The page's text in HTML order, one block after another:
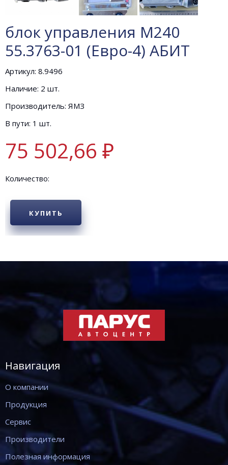
блок управления М240
55.3763-01 (Евро-4) АБИТ
Артикул: 8.9496
Наличие: 2 шт.
Производитель: ЯМЗ
В пути: 1 шт.
75 502,66 ₽
Количество:
КУПИТЬ
Навигация
О компании
Продукция
Сервис
Производители
Полезная информация